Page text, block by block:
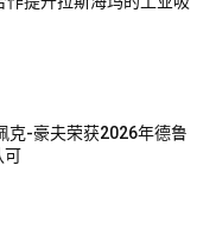
克-豪夫荣获2026年德鲁
可